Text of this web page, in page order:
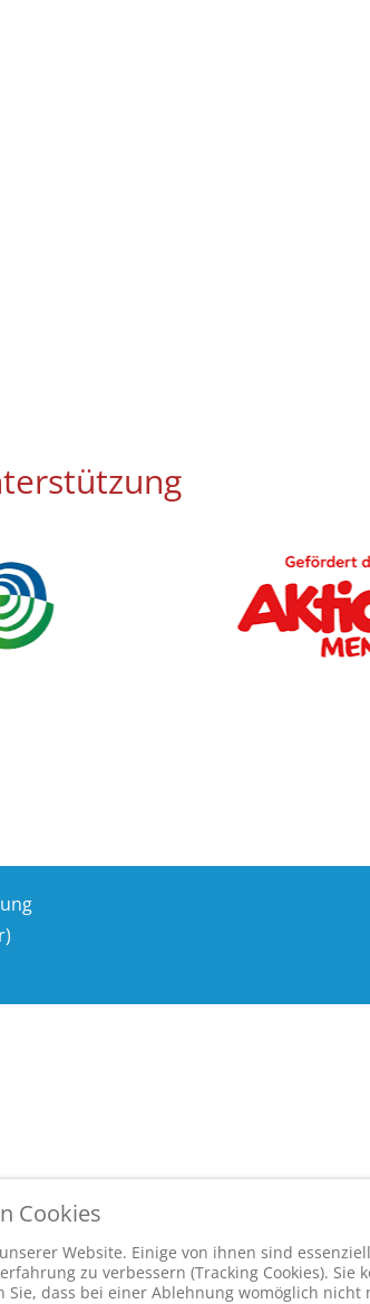
Cookies
Website. Einige von ihnen sind
zu verbessern (Tracking Cookies). Sie
Sie, dass bei einer Ablehnung womöglich